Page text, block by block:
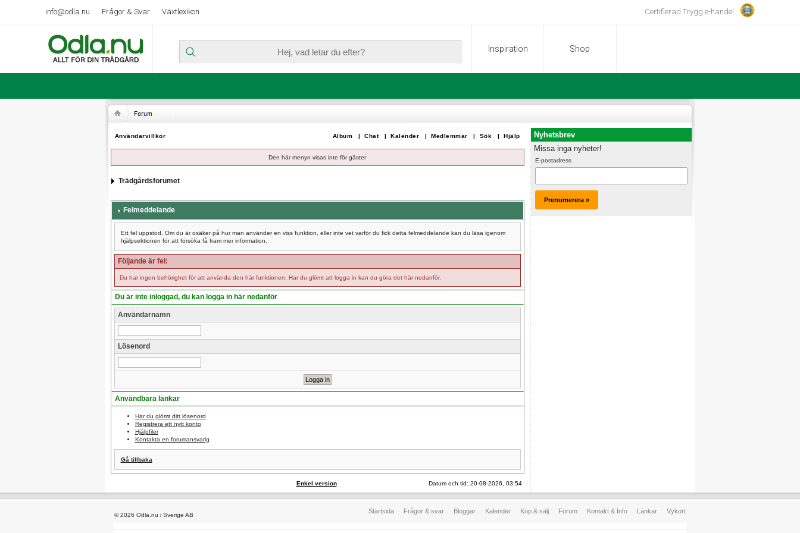
info@odla.nu Frågor & Svar Växtlexikon Certifierad Trygg e-handel
Inspiration Shop
Användarvillkor Hjälp
Sök |
Medlemmar |
Kalender |
Chat |
Album |
Den här menyn visas inte för gäster
Trädgårdsforumet
Felmeddelande
Ett fel uppstod. Om du är osäker på hur man använder en viss funktion, eller inte vet varför du fick detta felmeddelande kan du läsa igenom
hjälpsektionen för att försöka få fram mer information.
Följande är fel:
Du har ingen behörighet för att använda den här funktionen. Har du glömt att logga in kan du göra det här nedanför.
Du är inte inloggad, du kan logga in här nedanför
Användarnamn
Lösenord
Användbara länkar
Har du glömt ditt lösenord
Registrera ett nytt konto
Hjälpfiler
Kontakta en forumansvarig
Gå tillbaka
Enkel version Datum och tid: 20-08-2026, 03:54
Nyhetsbrev
Missa inga nyheter!
E-postadress
© 2026 Odla.nu i Sverige AB
Startsida Frågor & svar Bloggar Kalender Köp & sälj Forum Kontakt & Info Länkar Vykort